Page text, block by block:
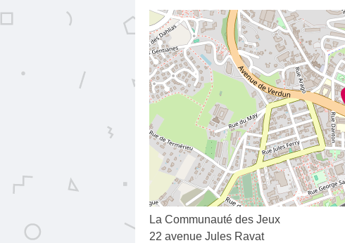
La Communauté des Jeux
22 avenue Jules Ravat